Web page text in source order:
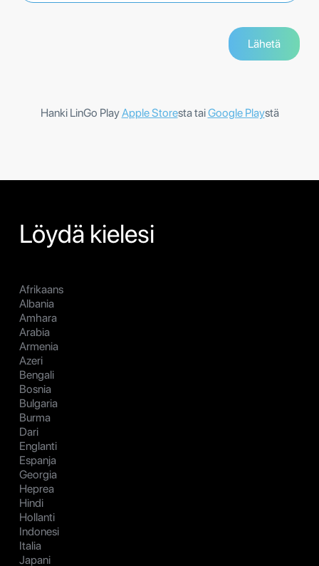
Hanki LinGo PlayApple Storesta taiGoogle Playstä
Löydä kielesi
Afrikaans
Albania
Amhara
Arabia
Armenia
Azeri
Bengali
Bosnia
Bulgaria
Burma
Dari
Englanti
Espanja
Georgia
Heprea
Hindi
Hollanti
Indonesi
Italia
Japani